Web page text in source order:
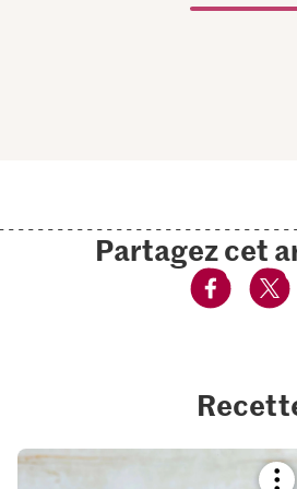
Partagez cet